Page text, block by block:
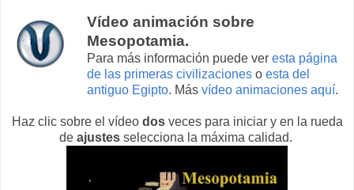
Vídeo animación sobre
Mesopotamia.
Para más información puede ver esta página
de las primeras civilizacioneso esta del
antiguo Egipto. Más vídeo animaciones aquí.
Haz clic sobre el vídeo dos veces para iniciar y en la rueda
de ajustes selecciona la máxima calidad.